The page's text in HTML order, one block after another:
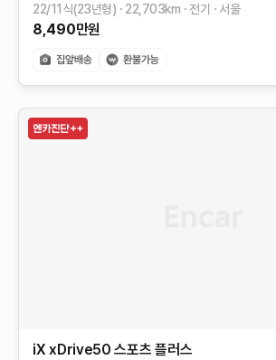
22/11식(23년형) 22,703km 전기 서울
8,490만원
iX xDrive50 스포츠 플러스